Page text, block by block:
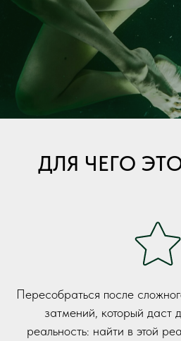
ДЛЯ ЧЕГО
Пересобраться после
затмений, который даст
реальность: найти в этой